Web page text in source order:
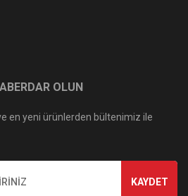
OLUN
en yeni ürünlerden bültenimiz ile
KAYDET